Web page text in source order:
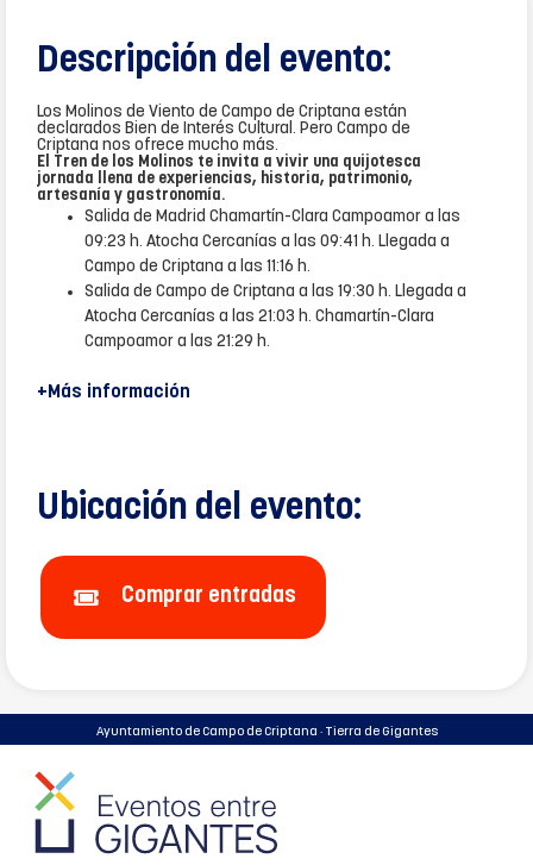
Descripción del evento:
Los Molinos de Viento de Campo de Criptana están
declarados Bien de Interés Cultural. Pero Campo de
Criptana nos ofrece mucho más.
El Tren de los Molinos te invita a vivir una quijotesca
jornada llena de experiencias, historia, patrimonio,
artesanía y gastronomía.
Salida de Madrid Chamartín-Clara Campoamor a las
09:23 h. Atocha Cercanías a las 09:41 h. Llegada a
Campo de Criptana a las 11:16 h.
Salida de Campo de Criptana a las 19:30 h. Llegada a
Atocha Cercanías a las 21:03 h. Chamartín-Clara
Campoamor a las 21:29 h.
+Más información
Ubicación del evento:
Comprar entradas
Ayuntamiento de Campo de Criptana · Tierra de Gigantes